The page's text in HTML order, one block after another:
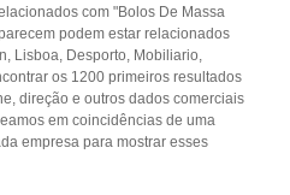
com "Bolos De Massa
podem estar relacionados
Lisboa, Desporto, Mobiliario,
os 1200 primeiros resultados
direção e outros dados comerciais
em coincidências de uma
empresa para mostrar esses